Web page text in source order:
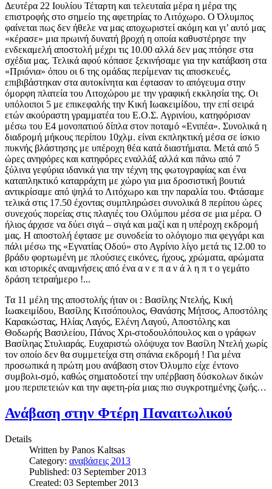
Δευτέρα 22 Ιουλίου Τέταρτη και τελευταία μέρα η μέρα της
επιστροφής στο σημείο της αφετηρίας το Λιτόχωρο. Ο Όλυμπος
φαίνεται πως δεν ήθελε να μας αποχωριστεί ακόμη και γι’ αυτό μας
«κέρασε» μια πρωινή δυνατή βροχή η οποία καθυστέρησε την
ενδεκαμελή αποστολή μέχρι τις 10.00 αλλά δεν μας πτόησε στα
σχέδια μας. Τελικά αφού κόπασε ξεκινήσαμε για την κατάβαση στα
«Πριόνια» όπου οι 6 της ομάδας περίμεναν τις αποσκευές,
επιβιβάστηκαν στα αυτοκίνητα και έφτασαν το απόγευμα στην
όμορφη πλατεία του Λιτοχώρου με την γραφική εκκλησία της. Οι
υπόλοιποι 5 με επικεφαλής την Κική Ιωακειμίδου, την επί σειρά
ετών ακούραστη γραμματέα του Ε.Ο.Σ. Αγρινίου, κατηφόρισαν
μέσω του Ε4 μονοπατιού δίπλα στον ποταμό «Ενιπέα». Συνολικά η
διαδρομή μήκους περίπου 10χλμ. είναι εκπληκτική μέσα σε ίσκιο
πυκνής βλάστησης με υπέροχη θέα κατά διαστήματα. Μετά από 5
ώρες ανηφόρες και κατηφόρες εναλλάξ αλλά και πάνω από 7
ξύλινα γεφύρια ιδανικά για την τέχνη της φωτογραφίας και ένα
καταπληκτικό καταρράχτη με χώρο για μια δροσιστική βουτιά
αντικρίσαμε από ψηλά το Λιτόχωρο και την παραλία του. Φτάσαμε
τελικά στις 17.50 έχοντας συμπληρώσει συνολικά 8 περίπου ώρες
συνεχούς πορείας στις πλαγιές του Ολύμπου μέσα σε μια μέρα. Ο
ήλιος άρχισε να δύει σιγά – σιγά και μαζί και η υπέροχη εκδρομή
μας. Η αποστολή έφτασε με συνοδεία το ολόγιομο πια φεγγάρι και
πάλι μέσω της «Εγνατίας Οδού» στο Αγρίνιο λίγο μετά τις 12.00 το
βράδυ φορτωμένη με πλούσιες εικόνες, ήχους, χρώματα, αρώματα
και ιστορικές αναμνήσεις από ένα α ν ε π α ν ά λ η π τ ο γεμάτο
δράση τετραήμερο !...
Τα 11 μέλη της αποστολής ήταν οι : Βασίλης Ντελής, Κική
Ιωακειμίδου, Βασίλης Κιτσόπουλος, Θανάσης Μήτσος, Αποστόλης
Καρακώστας, Ηλίας Λαγός, Ελένη Λαγού, Αποστόλης και
Θοδωρής Βασιλείου, Πάνος Χρι-στοδουλόπουλος και ο γράφων
Βασίληaς Στυλιαράς. Ευχαριστώ ολόψυχα τον Βασίλη Ντελή χωρίς
τον οποίο δεν θα συμμετείχα στη σπάνια εκδρομή ! Για μένα
προσωπικά η πρώτη μου ανάβαση στον Όλυμπο είχε έντονο
συμβολι-σμό, καθώς σηματοδοτεί την υπέρβαση δύσκολων δικών
μου περιπετειών και την αφετη-ρία μιας πιο συγκροτημένης ζωής…
Ανάβαση στην Φτέρη Παναιτωλικού
Details
Written by Panos Kaltsas
Category: αναβάσεις 2013
Published: 03 September 2013
Created: 03 September 2013